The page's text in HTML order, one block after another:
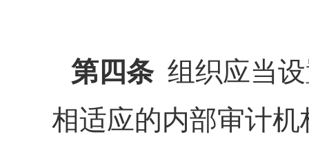
第四条组织应当设
相适应的内部审计